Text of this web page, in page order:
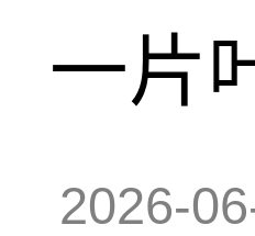
一片
2026-